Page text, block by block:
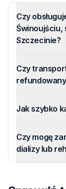
Czy
Świnoujściu,
Szczecinie?
Czy
Jak szybko
Czy mogę
dializy lub